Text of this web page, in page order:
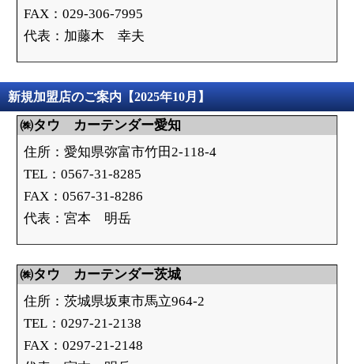
FAX：029-306-7995
代表：加藤木 幸夫
新規加盟店のご案内【2025年10月】
㈱タウ カーテンダー愛知
住所：愛知県弥富市竹田2-118-4
TEL：0567-31-8285
FAX：0567-31-8286
代表：宮本 明岳
㈱タウ カーテンダー茨城
住所：茨城県坂東市馬立964-2
TEL：0297-21-2138
FAX：0297-21-2148